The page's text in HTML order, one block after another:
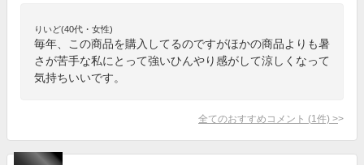
りいど(40代・女性)
毎年、この商品を購入してるのですがほかの商品よりも暑
さが苦手な私にとって強いひんやり感がして涼しくなって
気持ちいいです。
全てのおすすめコメント (1 件) >